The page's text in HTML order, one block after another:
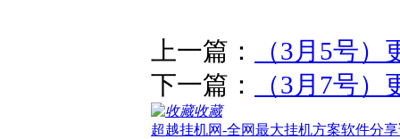
上一篇：
（3月5号
下一篇：
（3月7号
收藏
超越挂机网-全网最大挂机方案软件分